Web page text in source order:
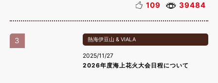
109 39484
3 熱海伊豆山 & VIALA
2025/11/27
2026年度海上花火大会日程について